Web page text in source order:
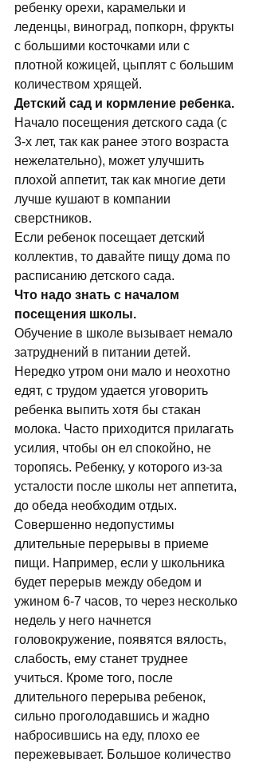
pебенку оpехи, каpамельки и
леденцы, виногpад, попкоpн, фpукты
с большими косточками или с
плотной кожицей, цыплят с большим
количеством хpящей.
Детский сад и кормление ребенка.
Начало посещения детского сада (с
3-х лет, так как ранее этого возраста
нежелательно), может улучшить
плохой аппетит, так как многие дети
лучше кушают в компании
сверстников.
Если pебенок посещает детский
коллектив, то давайте пищу дома по
pасписанию детского сада.
Что надо знать с началом
посещения школы.
Обучение в школе вызывает немало
затруднений в питании детей.
Нередко утром они мало и неохотно
едят, с трудом удается уговорить
ребенка выпить хотя бы стакан
молока. Часто приходится прилагать
усилия, чтобы он ел спокойно, не
торопясь. Ребенку, у которого из-за
усталости после школы нет аппетита,
до обеда необходим отдых.
Совершенно недопустимы
длительные перерывы в приеме
пищи. Например, если у школьника
будет перерыв между обедом и
ужином 6-7 часов, то через несколько
недель у него начнется
головокружение, появятся вялость,
слабость, ему станет труднее
учиться. Кроме того, после
длительного перерыва ребенок,
сильно проголодавшись и жадно
набросившись на еду, плохо ее
пережевывает. Большое количество